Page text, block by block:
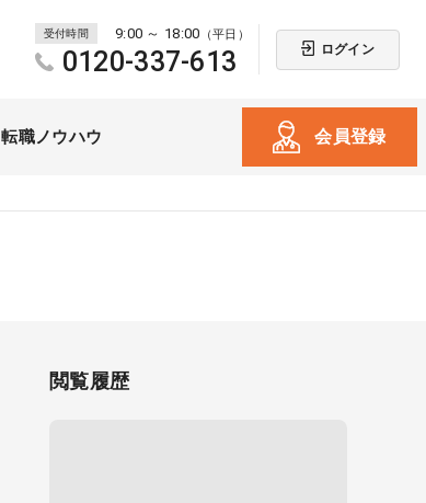
受付時間 9:00 ～ 18:00 （平日）
0120-337-613 ログイン
転職ノウハウ 会員登録
閲覧履歴